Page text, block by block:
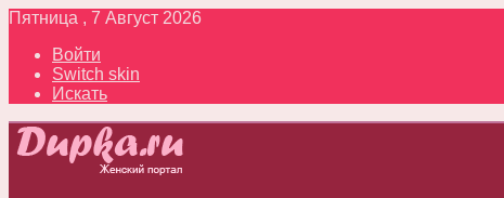
Пятница , 7 Август 2026
Войти
Switch skin
Искать